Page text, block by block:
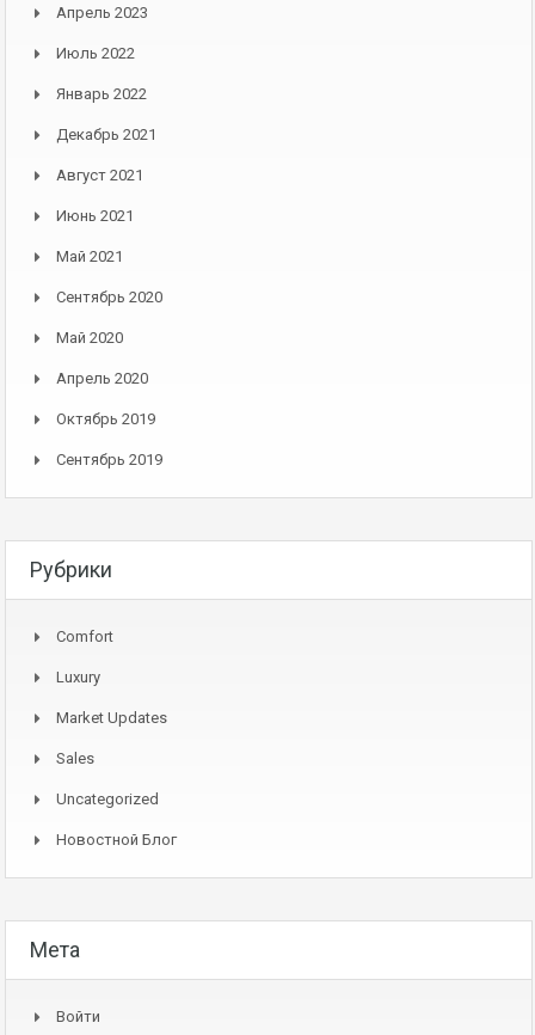
Апрель 2023
Июль 2022
Январь 2022
Декабрь 2021
Август 2021
Июнь 2021
Май 2021
Сентябрь 2020
Май 2020
Апрель 2020
Октябрь 2019
Сентябрь 2019
Рубрики
Comfort
Luxury
Market Updates
Sales
Uncategorized
Новостной Блог
Мета
Войти